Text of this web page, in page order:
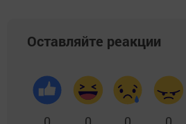
Оставляйте реакции